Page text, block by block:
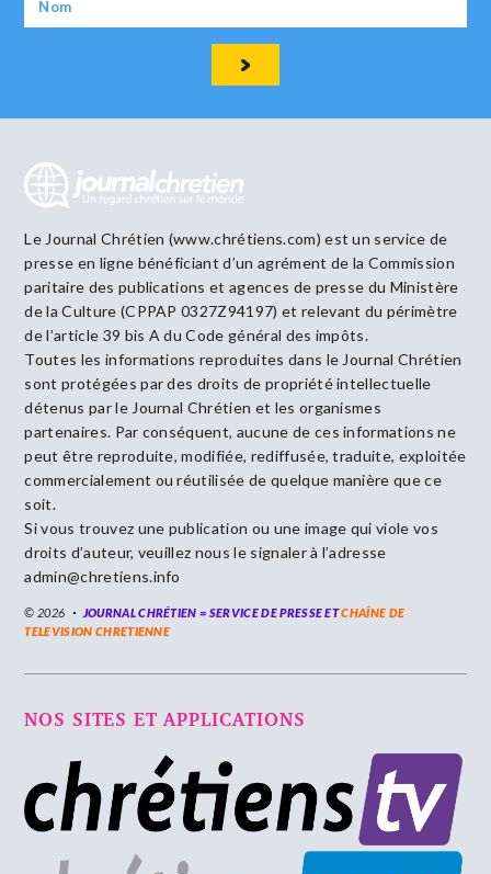
Le Journal Chrétien (www.chrétiens.com) est un service de
presse en ligne bénéficiant d’un agrément de la Commission
paritaire des publications et agences de presse du Ministère
de la Culture (CPPAP 0327Z94197) et relevant du périmètre
de l’article 39 bis A du Code général des impôts.
Toutes les informations reproduites dans le Journal Chrétien
sont protégées par des droits de propriété intellectuelle
détenus par le Journal Chrétien et les organismes
partenaires. Par conséquent, aucune de ces informations ne
peut être reproduite, modifiée, rediffusée, traduite, exploitée
commercialement ou réutilisée de quelque manière que ce
soit.
Si vous trouvez une publication ou une image qui viole vos
droits d’auteur, veuillez nous le signaler à l’adresse
admin@chretiens.info
© 2026 JOURNAL CHRÉTIEN = SERVICE DE PRESSE ETCHAÎNE DE
TELEVISION CHRETIENNE
NOS SITES ET APPLICATIONS